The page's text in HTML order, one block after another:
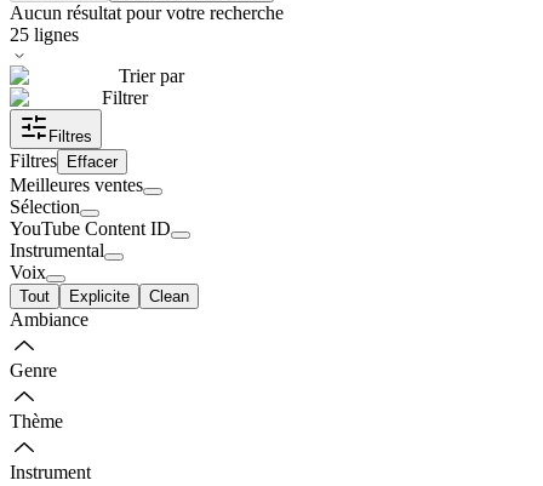
Aucun résultat pour votre recherche
25 lignes
Trier par
Filtrer
Filtres
Filtres Effacer
Meilleures ventes
Sélection
YouTube Content ID
Instrumental
Voix
Tout Explicite Clean
Ambiance
Genre
Thème
Instrument